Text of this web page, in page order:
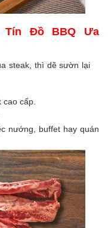
Tín Đồ BBQ Ưa
steak, thì dẽ sườn lại
cấp.
nướng, buffet hay quán